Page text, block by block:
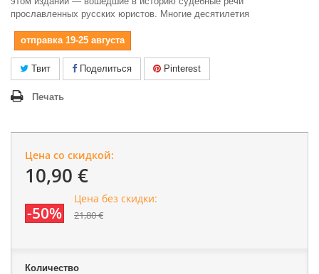
прославленных русских юристов. Многие десятилетия
отправка 19-25 августа
Твит Поделиться Pinterest
Печать
Цена со скидкой:
10,90 €
-50%
Цена без скидки:
21,80 €
Количество